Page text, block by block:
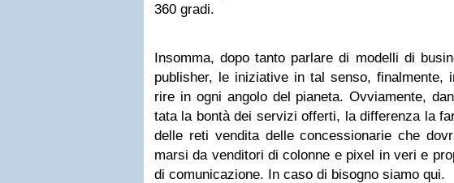
360 gradi.
Insomma, dopo tanto par­lare di modelli di
publi­sher, le ini­zia­tive in tal senso, final­mente,
rire in ogni angolo del pia­neta. Ovvia­mente,
tata la bontà dei ser­vizi offerti, la dif­fe­renza la
delle reti ven­dita delle con­ces­sio­na­rie che
marsi da ven­di­tori di colonne e pixel in veri e
di comu­ni­ca­zione. In caso di biso­gno siamo qui.